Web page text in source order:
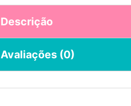
Descrição
Avaliações (0)